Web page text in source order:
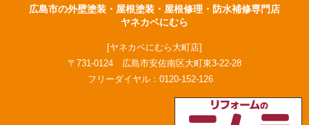
広島市の外壁塗装・屋根塗装・屋根修理・防水補修専門店
ヤネカベにむら
[ヤネカベにむら大町店]
〒731-0124 広島市安佐南区大町東3-22-28
フリーダイヤル： 0120-152-126